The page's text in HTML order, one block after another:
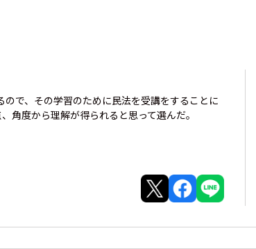
で、その学習のために民法を受講をすることに
角度から理解が得られると思って選んだ。